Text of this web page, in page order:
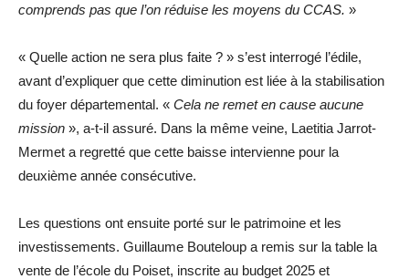
comprends pas que l’on réduise les moyens du CCAS. »
« Quelle action ne sera plus faite ? » s’est interrogé l’édile,
avant d’expliquer que cette diminution est liée à la stabilisation
du foyer départemental. « Cela ne remet en cause aucune
mission », a-t-il assuré. Dans la même veine, Laetitia Jarrot-
Mermet a regretté que cette baisse intervienne pour la
deuxième année consécutive.
Les questions ont ensuite porté sur le patrimoine et les
investissements. Guillaume Bouteloup a remis sur la table la
vente de l’école du Poiset, inscrite au budget 2025 et